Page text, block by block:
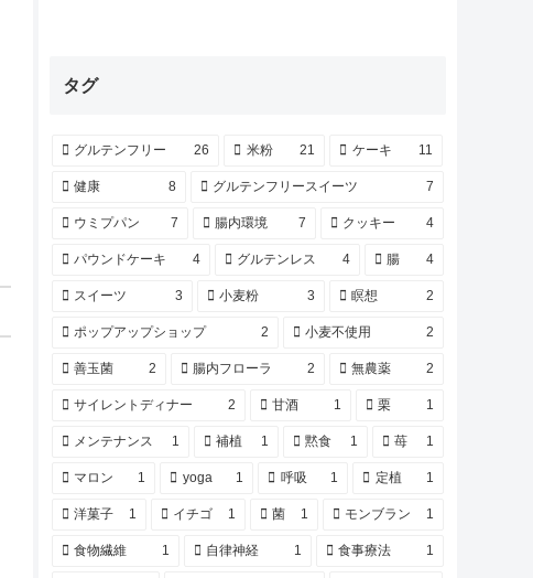
タグ
グルテンフリー 26 米粉 21 ケーキ 11
健康 8 グルテンフリースイーツ 7
ウミプパン 7 腸内環境 7 クッキー 4
パウンドケーキ 4 グルテンレス 4 腸 4
スイーツ 3 小麦粉 3 瞑想 2
ポップアップショップ 2 小麦不使用 2
善玉菌 2 腸内フローラ 2 無農薬 2
サイレントディナー 2 甘酒 1 栗 1
メンテナンス 1 補植 1 黙食 1 苺 1
マロン 1 yoga 1 呼吸 1 定植 1
洋菓子 1 イチゴ 1 菌 1 モンブラン 1
食物繊維 1 自律神経 1 食事療法 1